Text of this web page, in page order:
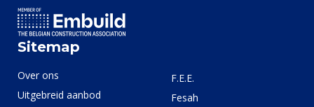
Sitemap
Over ons
Uitgebreid aanbod
F.E.E.
Fesah